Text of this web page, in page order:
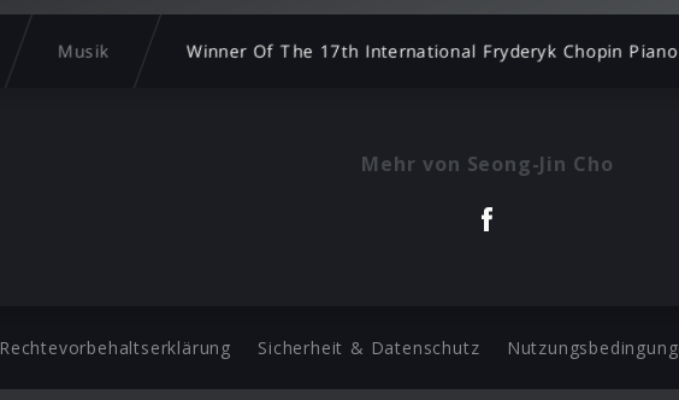
Musik Winner Of The 17th International Fryderyk Chopin
Mehr von Seong-Jin Cho
Rechtevorbehaltserklärung Sicherheit & Datenschutz